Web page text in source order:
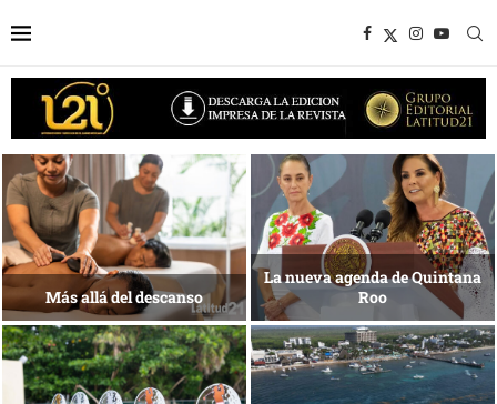
Energía que Impulsa la
competitividad
Reconocimiento de viajeros